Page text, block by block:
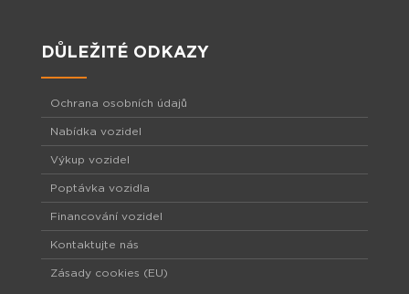
DŮLEŽITÉ ODKAZY
Ochrana osobních údajů
Nabídka vozidel
Výkup vozidel
Poptávka vozidla
Financování vozidel
Kontaktujte nás
Zásady cookies (EU)